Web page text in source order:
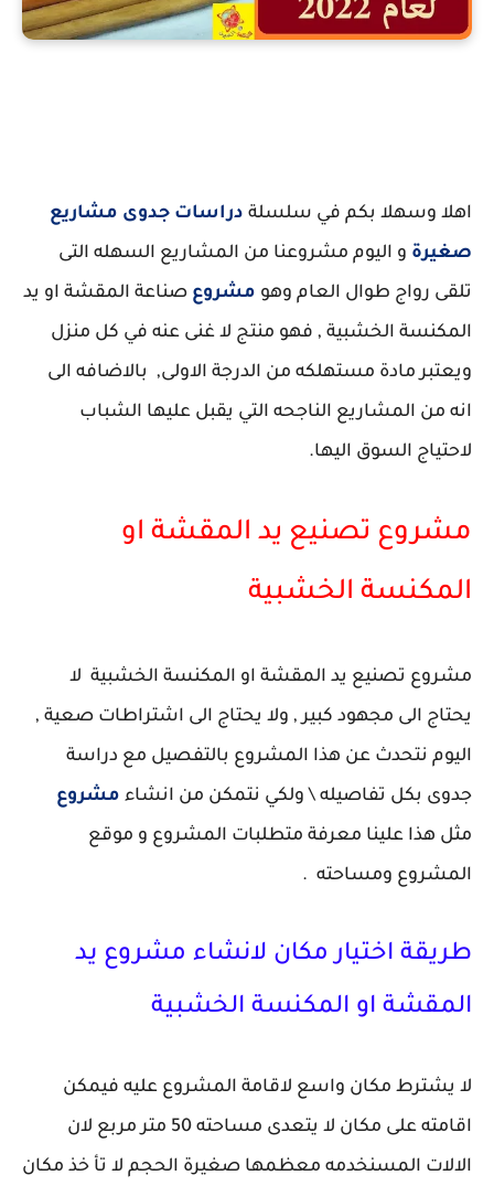
اهلا وسهلا بكم في سلسلة دراسات جدوى مشاريع
صغيرة و اليوم مشروعنا من المشاريع السهله التى
تلقى رواج طوال العام وهو مشروع صناعة المقشة او يد
المكنسة الخشبية , فهو منتج لا غنى عنه في كل منزل
ويعتبر مادة مستهلكه من الدرجة الاولى, بالاضافه الى
انه من المشاريع الناجحه التي يقبل عليها الشباب
لاحتياج السوق اليها.
مشروع تصنيع يد المقشة او
المكنسة الخشبية
مشروع تصنيع يد المقشة او المكنسة الخشبية لا
يحتاج الى مجهود كبير , ولا يحتاج الى اشتراطات صعية ,
اليوم نتحدث عن هذا المشروع بالتفصيل مع دراسة
جدوى بكل تفاصيله \ ولكي نتمكن من انشاء مشروع
مثل هذا علينا معرفة متطلبات المشروع و موقع
المشروع ومساحته .
طريقة اختيار مكان لانشاء مشروع يد
المقشة او المكنسة الخشبية
لا يشترط مكان واسع لاقامة المشروع عليه فيمكن
اقامته على مكان لا يتعدى مساحته 50 متر مربع لان
الالات المسنخدمه معظمها صغيرة الحجم لا تأ خذ مكان